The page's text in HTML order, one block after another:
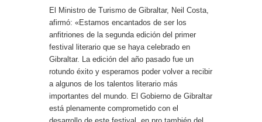
El Ministro de Turismo de Gibraltar, Neil Costa,
afirmó: «Estamos encantados de ser los
anfitriones de la segunda edición del primer
festival literario que se haya celebrado en
Gibraltar. La edición del año pasado fue un
rotundo éxito y esperamos poder volver a recibir
a algunos de los talentos literario más
importantes del mundo. El Gobierno de Gibraltar
está plenamente comprometido con el